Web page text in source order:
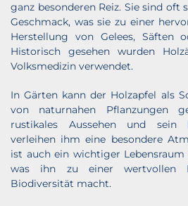
ganz besonderen Reiz. Sie sind
Geschmack, was sie zu einer
Herstellung von Gelees, Säften
Historisch gesehen wurden
Volksmedizin verwendet.
In Gärten kann der Holzapfel als
von naturnahen Pflanzungen
rustikales Aussehen und sein
verleihen ihm eine besondere
ist auch ein wichtiger
was ihn zu einer wertvollen
Biodiversität macht.